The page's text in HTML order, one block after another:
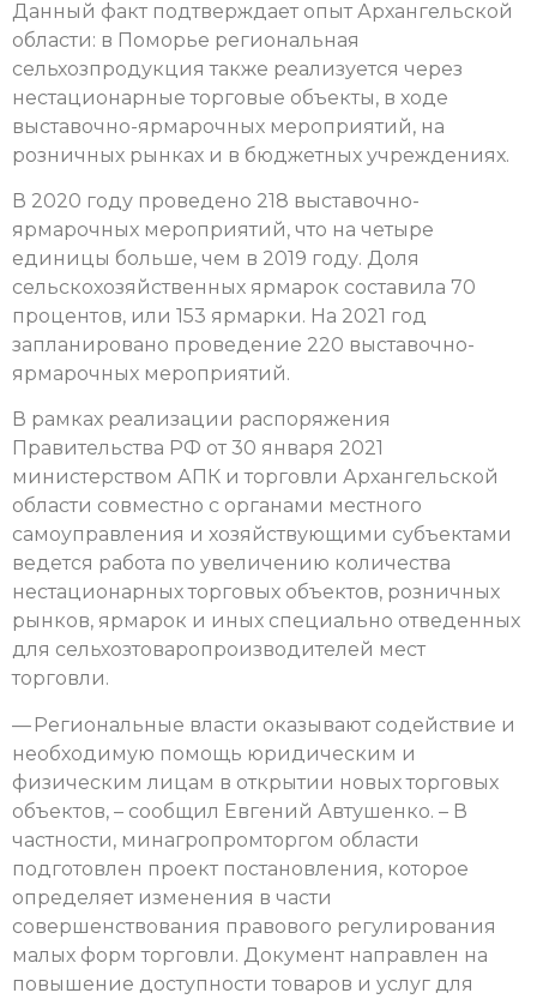
Данный факт подтверждает опыт Архангельской
области: в Поморье региональная
сельхозпродукция также реализуется через
нестационарные торговые объекты, в ходе
выставочно-ярмарочных мероприятий, на
розничных рынках и в бюджетных учреждениях.
В 2020 году проведено 218 выставочно-
ярмарочных мероприятий, что на четыре
единицы больше, чем в 2019 году. Доля
сельскохозяйственных ярмарок составила 70
процентов, или 153 ярмарки. На 2021 год
запланировано проведение 220 выставочно-
ярмарочных мероприятий.
В рамках реализации распоряжения
Правительства РФ от 30 января 2021
министерством АПК и торговли Архангельской
области совместно с органами местного
самоуправления и хозяйствующими субъектами
ведется работа по увеличению количества
нестационарных торговых объектов, розничных
рынков, ярмарок и иных специально отведенных
для сельхозтоваропроизводителей мест
торговли.
— Региональные власти оказывают содействие и
необходимую помощь юридическим и
физическим лицам в открытии новых торговых
объектов, – сообщил Евгений Автушенко. – В
частности, минагропромторгом области
подготовлен проект постановления, которое
определяет изменения в части
совершенствования правового регулирования
малых форм торговли. Документ направлен на
повышение доступности товаров и услуг для